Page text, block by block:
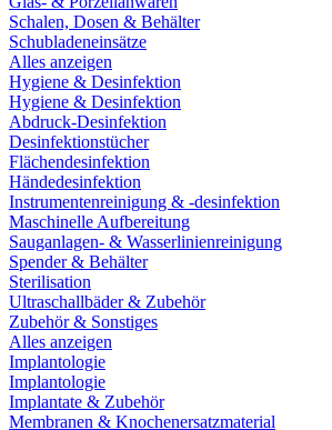
Schalen, Dosen & Behälter
Schubladeneinsätze
Alles anzeigen
Hygiene & Desinfektion
Hygiene & Desinfektion
Abdruck-Desinfektion
Desinfektionstücher
Flächendesinfektion
Händedesinfektion
Instrumentenreinigung & -desinfektion
Maschinelle Aufbereitung
Sauganlagen- & Wasserlinienreinigung
Spender & Behälter
Sterilisation
Ultraschallbäder & Zubehör
Zubehör & Sonstiges
Alles anzeigen
Implantologie
Implantologie
Implantate & Zubehör
Membranen & Knochenersatzmaterial